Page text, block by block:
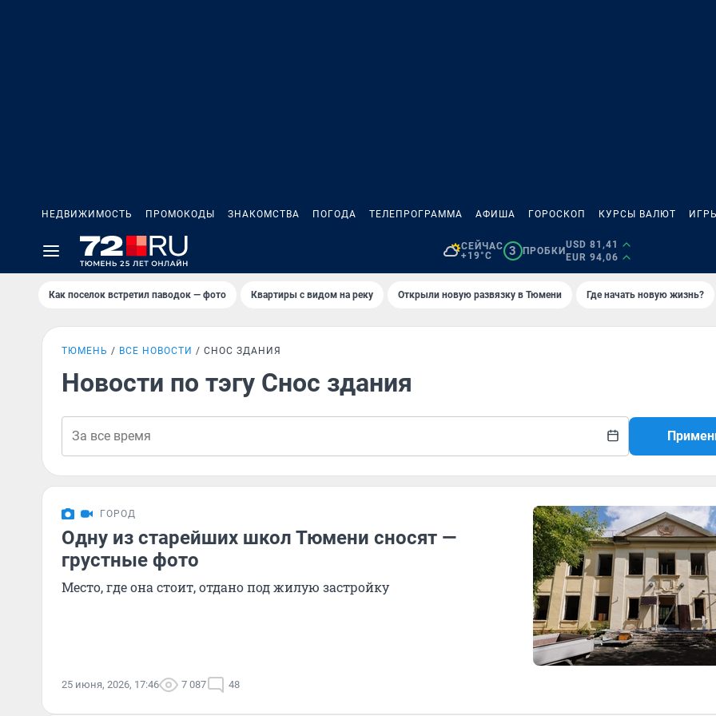
НЕДВИЖИМОСТЬ ПРОМОКОДЫ ЗНАКОМСТВА ПОГОДА ТЕЛЕПРОГРАММА АФИША ГОРОСКОП КУРСЫ ВАЛЮТ
СЕЙЧАС
+19°C
3 ПРОБКИ
USD 81,41
EUR 94,06
Как поселок встретил паводок — фото Квартиры с видом на реку Открыли новую развязку в Тюмени Где начать новую жизнь?
ТЮМЕНЬ ВСЕ НОВОСТИ СНОС ЗДАНИЯ
Новости по тэгу Снос здания
ГОРОД
Одну из старейших школ Тюмени сносят —
грустные фото
Место, где она стоит, отдано под жилую застройку
25 июня, 2026, 17:46 7 087 48